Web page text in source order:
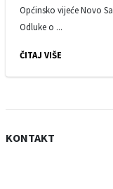
Općinsko vijeće Novo
Odluke o ...
ČITAJ VIŠE
KONTAKT